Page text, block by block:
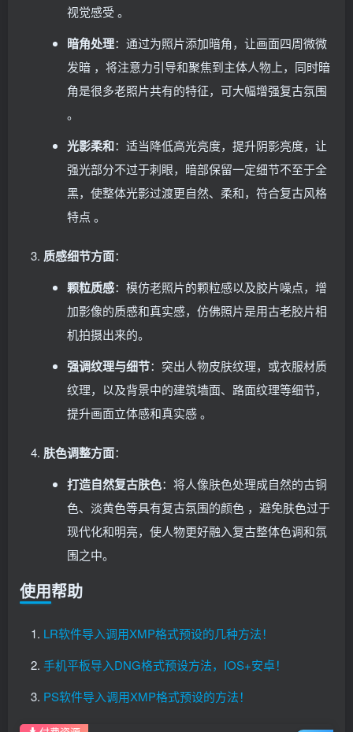
视觉感受 。
暗角处理：通过为照片添加暗角，让画面四周微微
发暗 ，将注意力引导和聚焦到主体人物上，同时暗
角是很多老照片共有的特征，可大幅增强复古氛围
。
光影柔和：适当降低高光亮度，提升阴影亮度，让
强光部分不过于刺眼，暗部保留一定细节不至于全
黑，使整体光影过渡更自然、柔和，符合复古风格
特点 。
质感细节方面：
颗粒质感：模仿老照片的颗粒感以及胶片噪点，增
加影像的质感和真实感，仿佛照片是用古老胶片相
机拍摄出来的。
强调纹理与细节：突出人物皮肤纹理，或衣服材质
纹理，以及背景中的建筑墙面、路面纹理等细节，
提升画面立体感和真实感 。
肤色调整方面：
打造自然复古肤色：将人像肤色处理成自然的古铜
色、淡黄色等具有复古氛围的颜色 ，避免肤色过于
现代化和明亮，使人物更好融入复古整体色调和氛
围之中。
使用帮助
LR软件导入调用XMP格式预设的几种方法！
手机平板导入DNG格式预设方法，IOS+安卓！
PS软件导入调用XMP格式预设的方法！